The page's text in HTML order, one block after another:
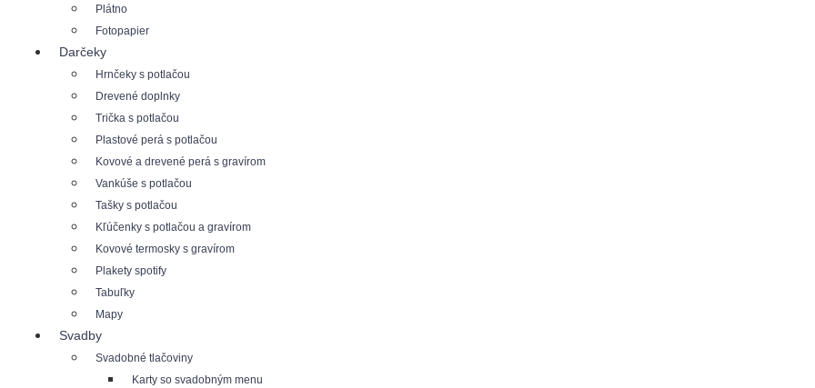
Plátno
Fotopapier
Darčeky
Hrnčeky s potlačou
Drevené doplnky
Trička s potlačou
Plastové perá s potlačou
Kovové a drevené perá s gravírom
Vankúše s potlačou
Tašky s potlačou
Kľúčenky s potlačou a gravírom
Kovové termosky s gravírom
Plakety spotify
Tabuľky
Mapy
Svadby
Svadobné tlačoviny
Karty so svadobným menu